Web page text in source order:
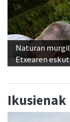
Naturan
Etxearen
Ikusienak